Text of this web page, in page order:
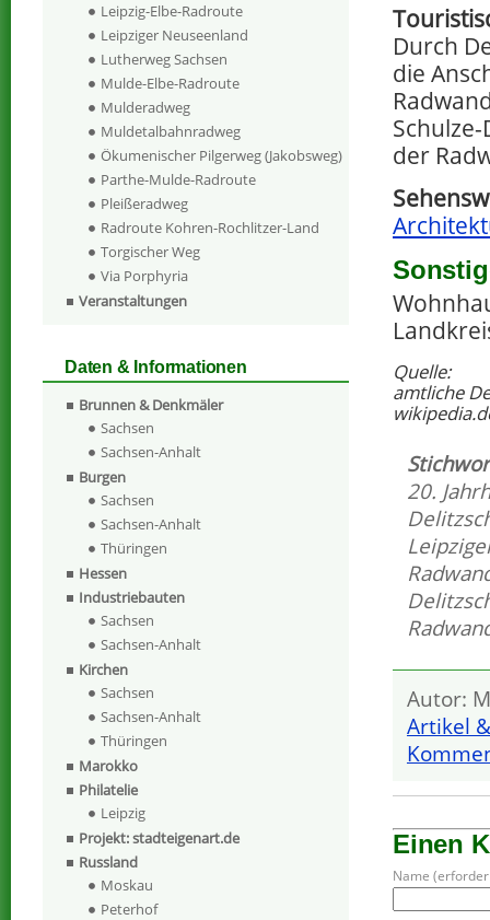
Durch
die
der
Quelle:
amtliche
20.
Autor:
Artikel
Einen
Name
Leipzig-Elbe-Radroute
Leipziger Neuseenland
Lutherweg Sachsen
Mulde-Elbe-Radroute
Mulderadweg
Muldetalbahnradweg
Ökumenischer Pilgerweg (Jakobsweg)
Parthe-Mulde-Radroute
Pleißeradweg
Radroute Kohren-Rochlitzer-Land
Torgischer Weg
Via Porphyria
Veranstaltungen
Daten & Informationen
Brunnen & Denkmäler
Sachsen
Sachsen-Anhalt
Burgen
Sachsen
Sachsen-Anhalt
Thüringen
Hessen
Industriebauten
Sachsen
Sachsen-Anhalt
Kirchen
Sachsen
Sachsen-Anhalt
Thüringen
Marokko
Philatelie
Leipzig
Projekt: stadteigenart.de
Russland
Moskau
Peterhof